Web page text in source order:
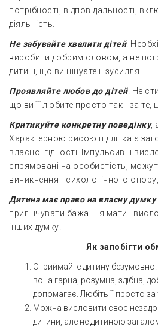
потрібності, відповідальності,
діяльність.
Не забувайте хвалити дітей.
виробити добрим словом, а не
дитині, що ви цінуєте її зусилля.
Проявляйте любов до дітей. Не
що ви її любите просто так - за
Критикуйте конкретну поведінку,
Характерною рисою підлітка є
власної гідності. Імпульсивні
спрямовані на особистість,
виникнення психологічного опору,
Дитина має право на власну думку
пригнічувати бажання мати і
інших думку.
Як запобігти
Сприймайте дитину безумовно.
вона гарна, розумна, здібна,
допомагає. Любіть її просто за
Можна висловити своє
дитини, але не дитиною